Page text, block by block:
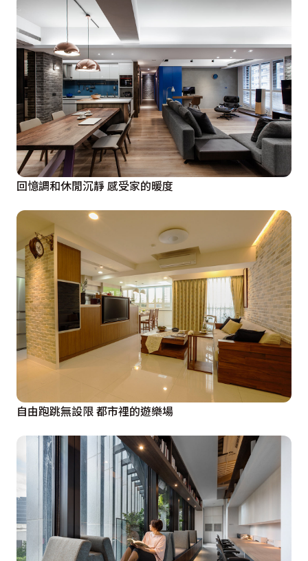
回憶調和休閒沉靜 感受家的暖度
自由跑跳無設限 都市裡的遊樂場